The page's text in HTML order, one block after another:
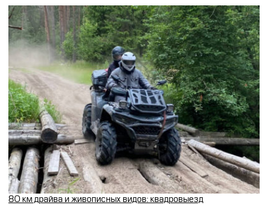
80 км драйва и живописных видов: квадровыезд